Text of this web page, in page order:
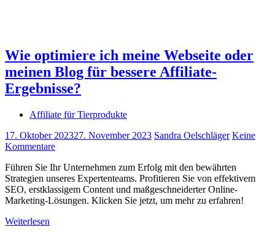
Wie optimiere ich meine Webseite oder
meinen Blog für bessere Affiliate-
Ergebnisse?
Affiliate für Tierprodukte
17. Oktober 202327. November 2023 Sandra Oelschläger Keine
Kommentare
Führen Sie Ihr Unternehmen zum Erfolg mit den bewährten
Strategien unseres Expertenteams. Profitieren Sie von effektivem
SEO, erstklassigem Content und maßgeschneiderter Online-
Marketing-Lösungen. Klicken Sie jetzt, um mehr zu erfahren!
Weiterlesen